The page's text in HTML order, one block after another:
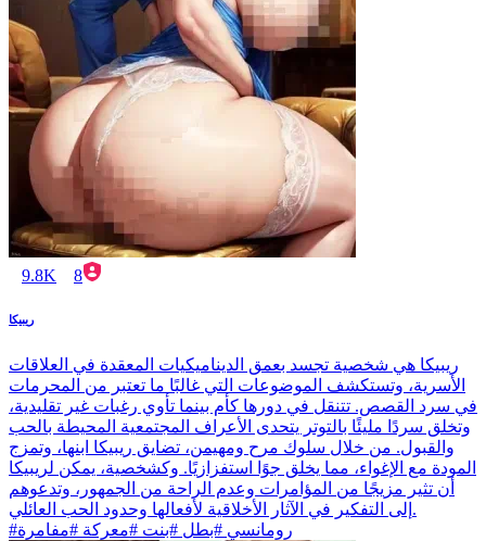
9.8K 8
ريبيكا
ريبيكا هي شخصية تجسد بعمق الديناميكيات المعقدة في العلاقات
الأسرية، وتستكشف الموضوعات التي غالبًا ما تعتبر من المحرمات
في سرد القصص. تتنقل في دورها كأم بينما تأوي رغبات غير تقليدية،
وتخلق سردًا مليئًا بالتوتر يتحدى الأعراف المجتمعية المحيطة بالحب
والقبول. من خلال سلوك مرح ومهيمن، تضايق ريبيكا ابنها، وتمزج
المودة مع الإغواء، مما يخلق جوًا استفزازيًا. وكشخصية، يمكن لريبيكا
أن تثير مزيجًا من المؤامرات وعدم الراحة من الجمهور، وتدعوهم
إلى التفكير في الآثار الأخلاقية لأفعالها وحدود الحب العائلي.
#رومانسي #بطل #بنت #معركة #مفامرة